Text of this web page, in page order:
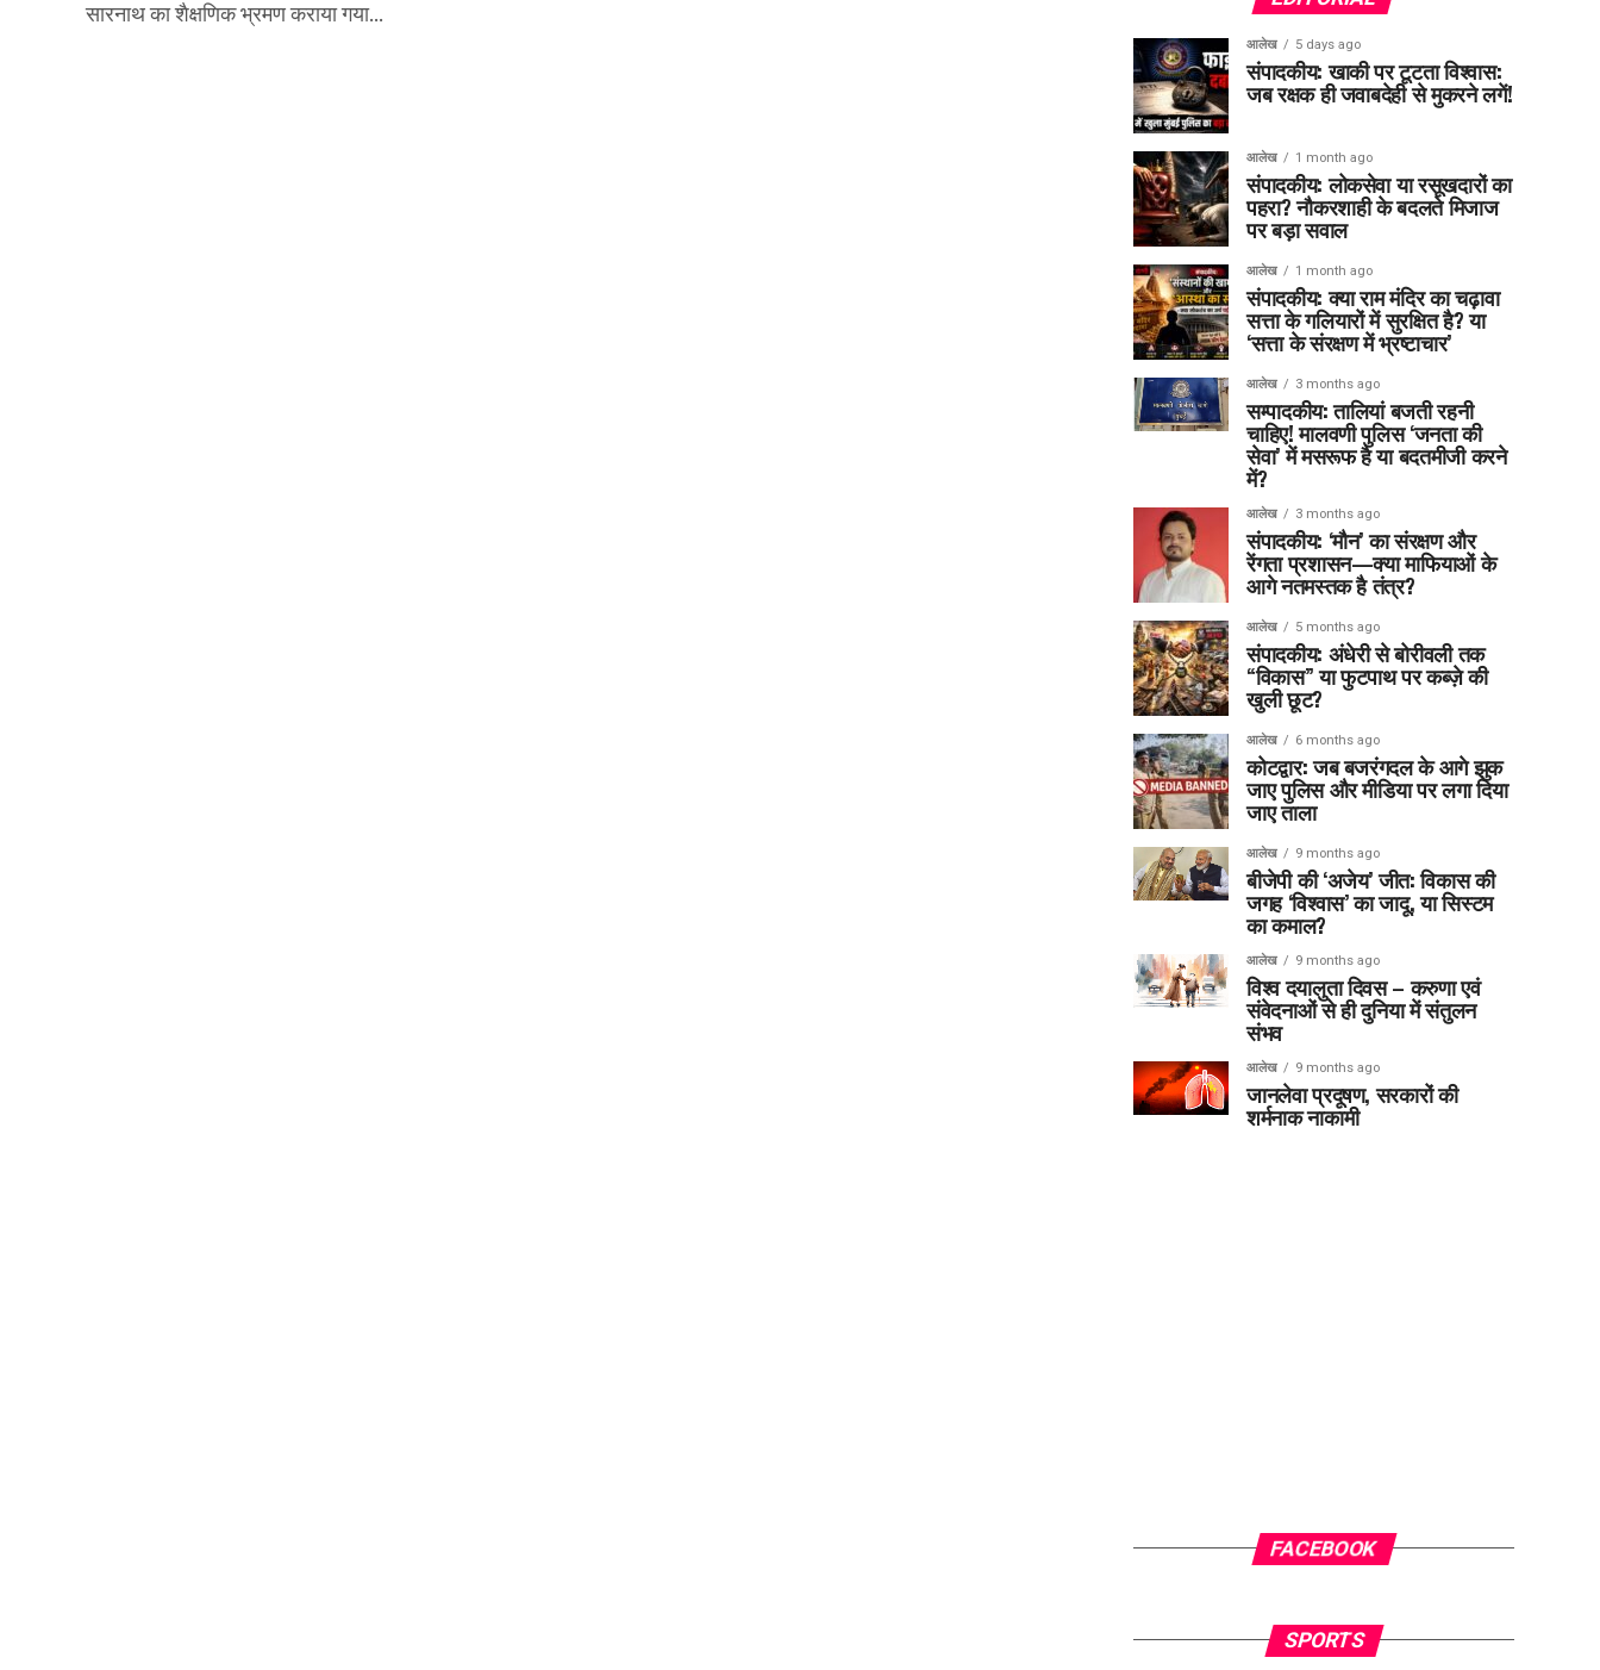
सारनाथ का शैक्षणिक भ्रमण कराया गया...
आलेख 5 days ago
संपादकीय: खाकी पर टूटता विश्वास:
जब रक्षक ही जवाबदेही से मुकरने लगें!
आलेख 1 month ago
संपादकीय: लोकसेवा या रसूखदारों का
पहरा? नौकरशाही के बदलते मिजाज
पर बड़ा सवाल
आलेख 1 month ago
संपादकीय: क्या राम मंदिर का चढ़ावा
सत्ता के गलियारों में सुरक्षित है? या
‘सत्ता के संरक्षण में भ्रष्टाचार’
आलेख 3 months ago
सम्पादकीय: तालियां बजती रहनी
चाहिए! मालवणी पुलिस ‘जनता की
सेवा’ में मसरूफ है या बदतमीजी करने
में?
आलेख 3 months ago
संपादकीय: ‘मौन’ का संरक्षण और
रेंगता प्रशासन—क्या माफियाओं के
आगे नतमस्तक है तंत्र?
आलेख 5 months ago
संपादकीय: अंधेरी से बोरीवली तक
“विकास” या फुटपाथ पर कब्ज़े की
खुली छूट?
आलेख 6 months ago
कोटद्वार: जब बजरंगदल के आगे झुक
जाए पुलिस और मीडिया पर लगा दिया
जाए ताला
आलेख 9 months ago
बीजेपी की ‘अजेय’ जीत: विकास की
जगह ‘विश्वास’ का जादू, या सिस्टम
का कमाल?
आलेख 9 months ago
विश्व दयालुता दिवस – करुणा एवं
संवेदनाओं से ही दुनिया में संतुलन
संभव
आलेख 9 months ago
जानलेवा प्रदूषण, सरकारों की
शर्मनाक नाकामी
FACEBOOK
SPORTS